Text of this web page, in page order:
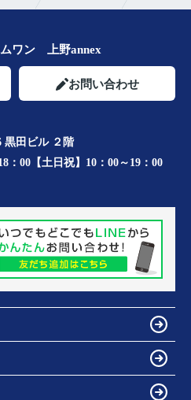
ワン 上野annex
お問い合わせ
黒田ビル ２階
：00【土日祝】10：00～19：00